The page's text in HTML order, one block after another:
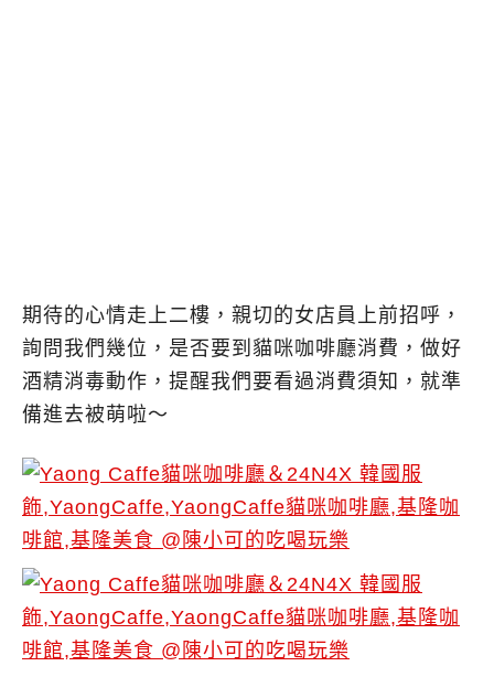
期待的心情走上二樓，親切的女店員上前招呼，
詢問我們幾位，是否要到貓咪咖啡廳消費，做好
酒精消毒動作，提醒我們要看過消費須知，就準
備進去被萌啦～